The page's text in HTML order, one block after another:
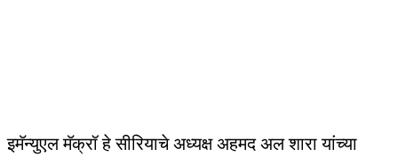
इमॅन्युएल मॅक्रॉ हे सीरियाचे अध्यक्ष अहमद अल शारा यांच्या